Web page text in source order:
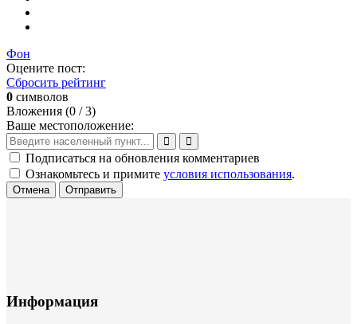
Фон
Оцените пост:
Сбросить рейтинг
0 символов
Вложения (0 / 3)
Ваше местоположение:
Подписаться на обновления комментариев
Ознакомьтесь и примите условия использования.
Отмена Отправить
Информация